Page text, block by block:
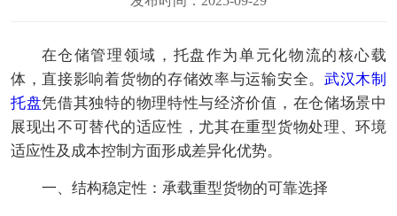
在仓储管理领域，托盘作为单元化物流的核心载
体，直接影响着货物的存储效率与运输安全。 武汉木制
托盘凭借其独特的物理特性与经济价值，在仓储场景中
展现出不可替代的适应性，尤其在重型货物处理、环境
适应性及成本控制方面形成差异化优势。
一、结构稳定性：承载重型货物的可靠选择